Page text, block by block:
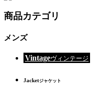
商品カテゴリ
メンズ
Vintageヴィンテージ
Jacketジャケット